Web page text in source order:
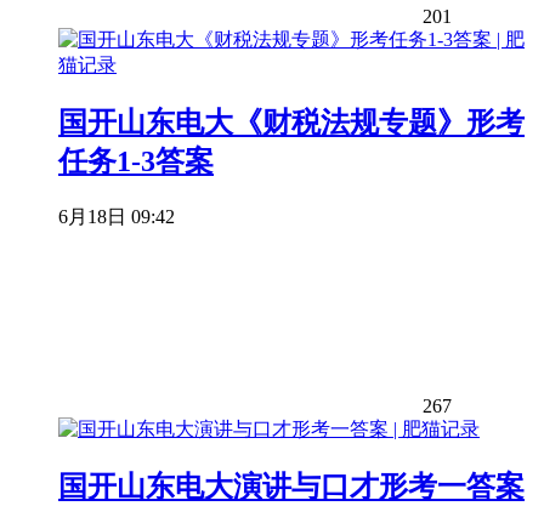
201
国开山东电大《财税法规专题》形考
任务1-3答案
6月18日 09:42
267
国开山东电大演讲与口才形考一答案